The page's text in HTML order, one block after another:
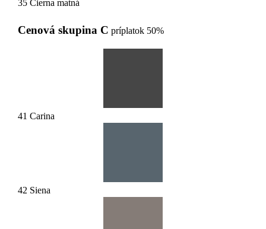
35 Čierna matná
Cenová skupina C príplatok 50%
41 Carina
42 Siena